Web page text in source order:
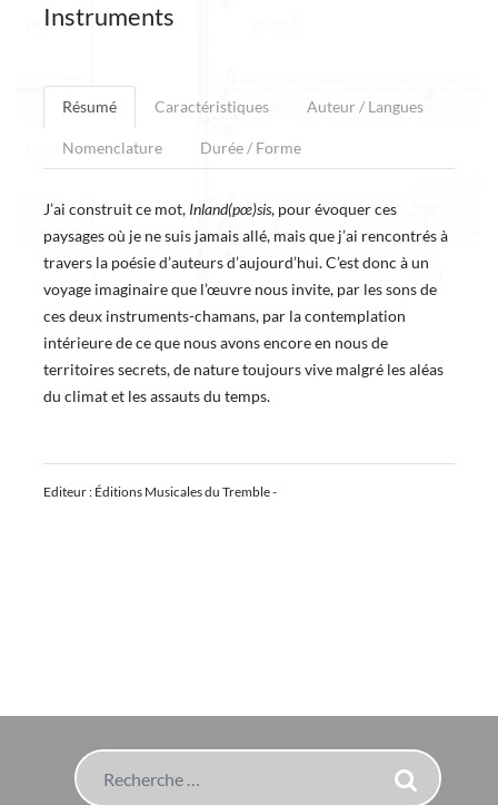
Instruments
Résumé Caractéristiques Auteur / Langues
Nomenclature Durée / Forme
J’ai construit ce mot, Inland(pœ)sis, pour évoquer ces
paysages où je ne suis jamais allé, mais que j’ai rencontrés à
travers la poésie d’auteurs d’aujourd’hui. C’est donc à un
voyage imaginaire que l’œuvre nous invite, par les sons de
ces deux instruments-chamans, par la contemplation
intérieure de ce que nous avons encore en nous de
territoires secrets, de nature toujours vive malgré les aléas
du climat et les assauts du temps.
Editeur : Éditions Musicales du Tremble -
Rechercher